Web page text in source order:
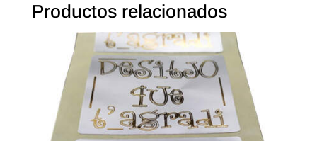
Productos relacionados